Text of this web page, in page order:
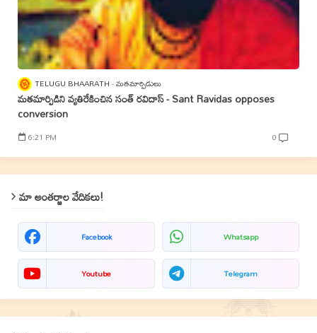
TELUGU BHAARATH మతమార్పిడులు
మతమార్పిడిని వ్యతిరేకించిన సంత్‌ రవిదాస్‌ - Sant Ravidas opposes
conversion
6:21 PM 0
మా అంతర్జాల వేదికలు!
Facebook Whatsapp
Youtube Telegram